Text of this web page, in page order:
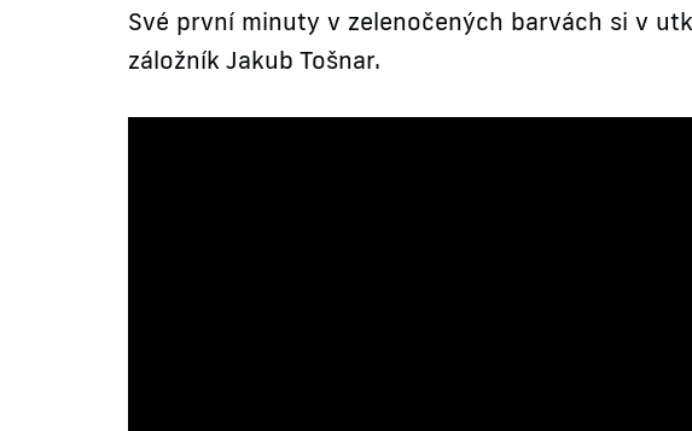
Své první minuty v zelenočených barvách si v
záložník Jakub Tošnar.